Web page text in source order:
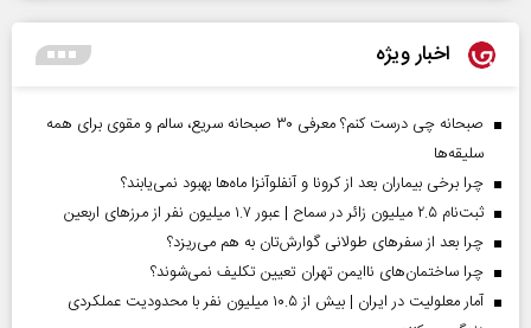
اخبار ویژه
صبحانه چی درست کنم؟ معرفی ۳۰ صبحانه سریع، سالم و مقوی برای همه
سلیقه‌ها
چرا برخی بیماران بعد از کرونا و آنفلوآنزا ماه‌ها بهبود نمی‌یابند؟
ثبت‌نام ۲.۵ میلیون زائر در سماح | عبور ۱.۷ میلیون نفر از مرز‌های اربعین
چرا بعد از سفرهای طولانی گوارش‌تان به هم می‌ریزد؟
چرا ساختمان‌های ناایمن تهران تعیین تکلیف نمی‌شوند؟
آمار معلولیت در ایران | بیش از ۱۰.۵ میلیون نفر با محدودیت عملکردی